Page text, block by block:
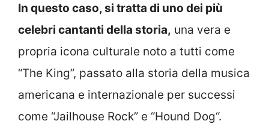
In questo caso, si tratta di uno dei più
celebri cantanti della storia, una vera e
propria icona culturale noto a tutti come
“The King”, passato alla storia della musica
americana e internazionale per successi
come “Jailhouse Rock” e “Hound Dog“.